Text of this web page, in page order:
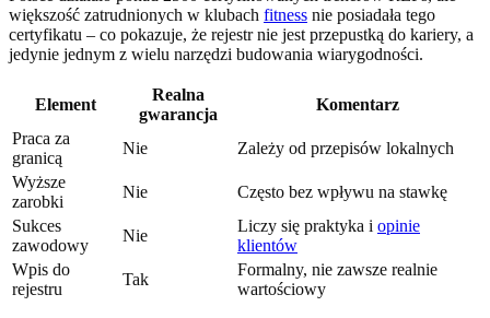
większość zatrudnionych w klubach fitness nie posiadała tego
certyfikatu – co pokazuje, że rejestr nie jest przepustką do kariery, a
jedynie jednym z wielu narzędzi budowania wiarygodności.
Element
Realna
gwarancja
Komentarz
Praca za
granicą
Nie
Zależy od przepisów lokalnych
Wyższe
zarobki
Nie
Często bez wpływu na stawkę
Sukces
zawodowy
Nie
Liczy się praktyka i opinie
klientów
Wpis do
rejestru
Tak
Formalny, nie zawsze realnie
wartościowy